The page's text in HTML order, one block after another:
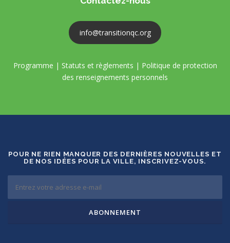
info@transitionqc.org
Programme | Statuts et règlements | Politique de protection
des renseignements personnels
POUR NE RIEN MANQUER DES DERNIÈRES NOUVELLES ET
DE NOS IDÉES POUR LA VILLE, INSCRIVEZ-VOUS.